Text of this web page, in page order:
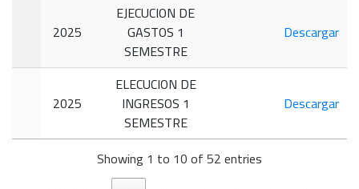
2025
EJECUCION DE
GASTOS 1
SEMESTRE
Descargar
2025
ELECUCION DE
INGRESOS 1
SEMESTRE
Descargar
Showing 1 to 10 of 52 entries